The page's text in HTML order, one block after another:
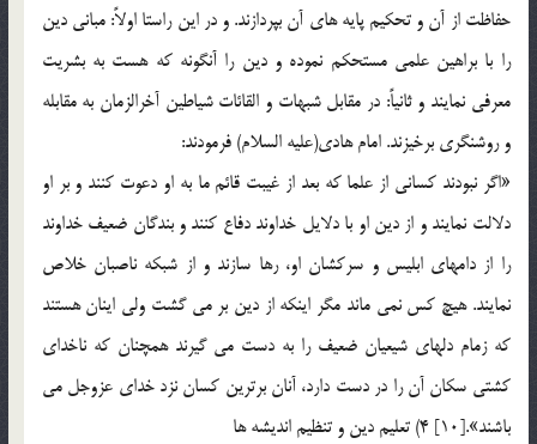
حفاظت از آن و تحكيم پايه هاى آن بپردازند. و در اين راستا اولاً: مبانى دين
را با براهين علمى مستحكم نموده و دين را آنگونه كه هست به بشريت
معرفى نمايند و ثانياً: در مقابل شبهات و القائات شياطين آخرالزمان به مقابله
و روشنگرى برخيزند. امام هادى(عليه السلام) فرمودند:
«اگر نبودند كسانى از علما كه بعد از غيبت قائم ما به او دعوت كنند و بر او
دلالت نمايند و از دين او با دلايل خداوند دفاع كنند و بندگان ضعيف خداوند
را از دامهاى ابليس و سركشان او، رها سازند و از شبكه ناصبان خلاص
نمايند. هيچ كس نمى ماند مگر اينكه از دين بر مى گشت ولى اينان هستند
كه زمام دلهاى شيعيان ضعيف را به دست مى گيرند همچنان كه ناخداى
كشتى سكان آن را در دست دارد، آنان برترين كسان نزد خداى عزوجل مى
باشند».[10] 4) تعليم دين و تنظيم انديشه ها